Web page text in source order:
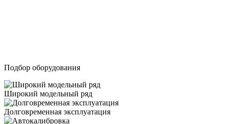
Подбор оборудования
Широкий модельный ряд
Долговременная эксплуатация